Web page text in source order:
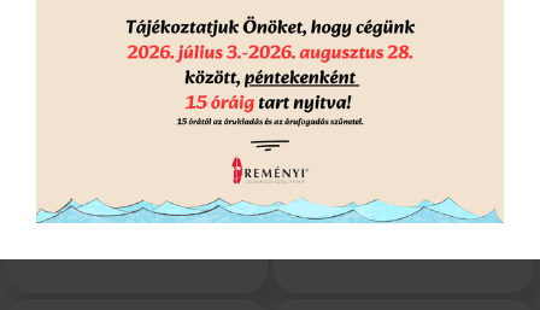
Jelölőszalag
50mm/33m piros-
2 220
Jelölőszalag
50mm/33m
fehér
Jelölőszalag
50mm/33m sárga
1 980 + ÁFA
Jelölőszalag
50mm/33m
mennyiség